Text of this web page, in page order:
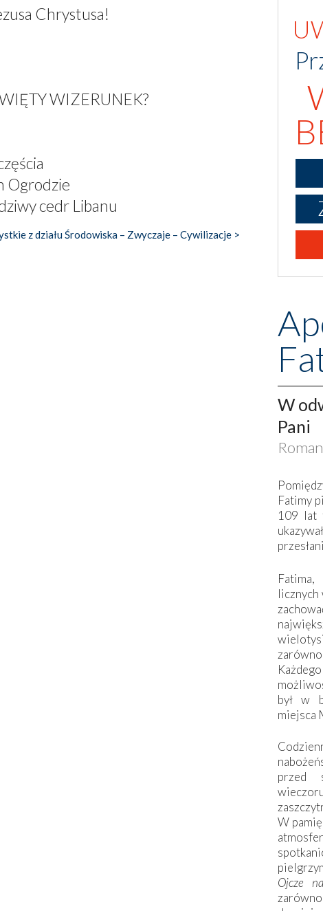
Chrystusa!
WIZERUNEK?
Ogrodzie
cedr Libanu
z działu Środowiska – Zwyczaje – Cywilizacje >
W
Pani
Fatimy
109 lat
licznych
był w
miejsca
przed
W
Ojcze